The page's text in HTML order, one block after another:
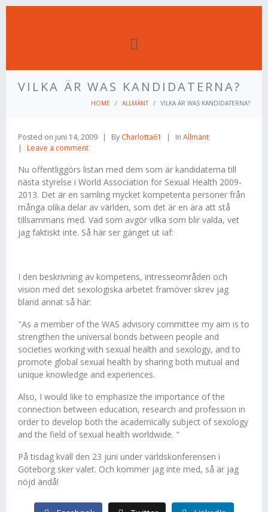
VILKA ÄR WAS KANDIDATERNA?
HOME ALLMÄNT VILKA ÄR WAS KANDIDATERNA?
Posted on juni 14, 2009 By Charlotta61 In Allmänt
Leave a comment
Nu offentliggörs listan med dem som är kandidaterna till
nästa styrelse i World Association for Sexual Health 2009-
2013. Det är en samling mycket kompetenta personer från
många olika delar av världen, som det är en ära att stå
tillsammans med. Vad som avgör vilka som blir valda, vet
jag faktiskt inte. Så här ser gänget ut iaf:
I den beskrivning av kompetens, intresseområden och
vision med det sexologiska arbetet framöver skrev jag
bland annat så här:
"As a member of the WAS advisory committee my aim is to
strengthen the universal bonds between people and
societies working with sexual health and sexology, and to
promote global sexual health by sharing both mutual and
unique knowledge and experiences.
Also, I would like to emphasize the importance of the
connection between education, research and profession in
order to develop both the academically subject of sexology
and the field of sexual health worldwide. "
På tisdag kväll den 23 juni under världskonferensen i
Göteborg sker valet. Och kommer jag inte med, så är jag
nöjd ändå!